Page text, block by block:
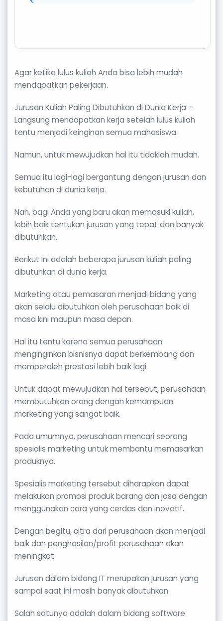
Agar ketika lulus kuliah Anda bisa lebih mudah
mendapatkan pekerjaan.
Jurusan Kuliah Paling Dibutuhkan di Dunia Kerja –
Langsung mendapatkan kerja setelah lulus kuliah
tentu menjadi keinginan semua mahasiswa.
Namun, untuk mewujudkan hal itu tidaklah mudah.
Semua itu lagi-lagi bergantung dengan jurusan dan
kebutuhan di dunia kerja.
Nah, bagi Anda yang baru akan memasuki kuliah,
lebih baik tentukan jurusan yang tepat dan banyak
dibutuhkan.
Berikut ini adalah beberapa jurusan kuliah paling
dibutuhkan di dunia kerja.
Marketing atau pemasaran menjadi bidang yang
akan selalu dibutuhkan oleh perusahaan baik di
masa kini maupun masa depan.
Hal itu tentu karena semua perusahaan
menginginkan bisnisnya dapat berkembang dan
memperoleh prestasi lebih baik lagi.
Untuk dapat mewujudkan hal tersebut, perusahaan
membutuhkan orang dengan kemampuan
marketing yang sangat baik.
Pada umumnya, perusahaan mencari seorang
spesialis marketing untuk membantu memasarkan
produknya.
Spesialis marketing tersebut diharapkan dapat
melakukan promosi produk barang dan jasa dengan
menggunakan cara yang cerdas dan inovatif.
Dengan begitu, citra dari perusahaan akan menjadi
baik dan penghasilan/profit perusahaan akan
meningkat.
Jurusan dalam bidang IT merupakan jurusan yang
sampai saat ini masih banyak dibutuhkan.
Salah satunya adalah dalam bidang software